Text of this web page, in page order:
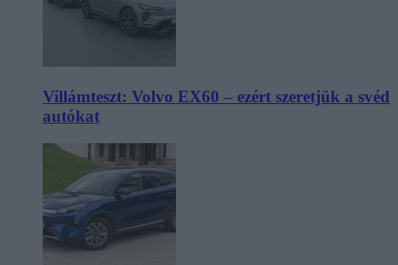
Villámteszt: Volvo EX60 – ezért szeretjük a svéd
autókat